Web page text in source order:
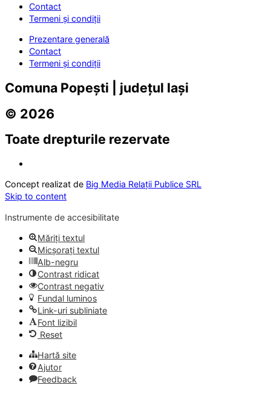
Contact
Termeni și condiții
Prezentare generală
Contact
Termeni și condiții
Comuna Popești | județul Iași
© 2026
Toate drepturile rezervate
Concept realizat de Big Media Relații Publice SRL
Skip to content
Instrumente de accesibilitate
Măriți textul
Micșorați textul
Alb-negru
Contrast ridicat
Contrast negativ
Fundal luminos
Link-uri subliniate
Font lizibil
Reset
Hartă site
Ajutor
Feedback